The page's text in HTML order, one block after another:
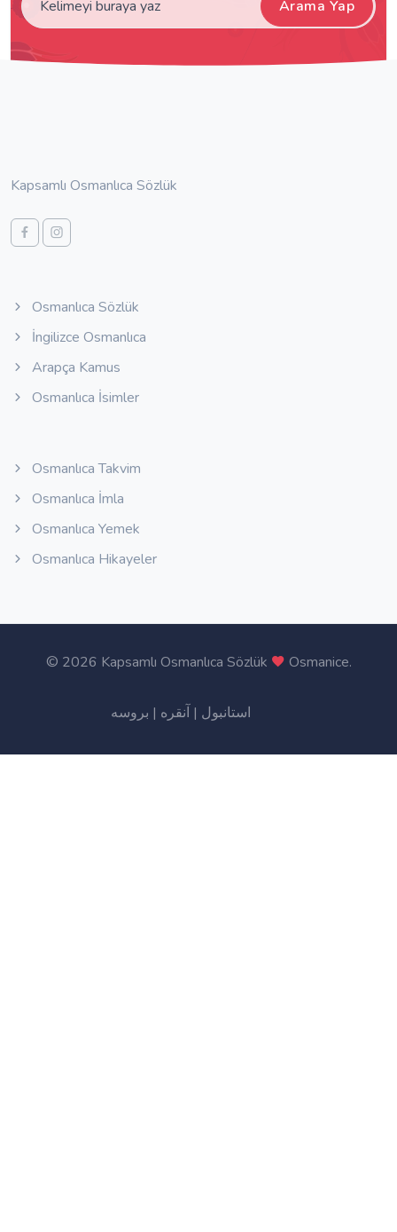
Arama Yap
Kapsamlı Osmanlıca Sözlük
Osmanlıca Sözlük
İngilizce Osmanlıca
Arapça Kamus
Osmanlıca İsimler
Osmanlıca Takvim
Osmanlıca İmla
Osmanlıca Yemek
Osmanlıca Hikayeler
© 2026 Kapsamlı Osmanlıca Sözlük Osmanice.
استانبول | آنقره | بروسه